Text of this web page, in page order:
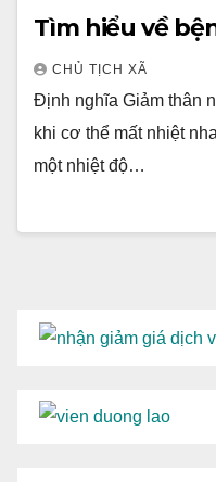
Tìm hiểu về
CHỦ TỊCH XÃ
Định nghĩa Giảm thân
khi cơ thể mất nhiệt
một nhiệt độ…